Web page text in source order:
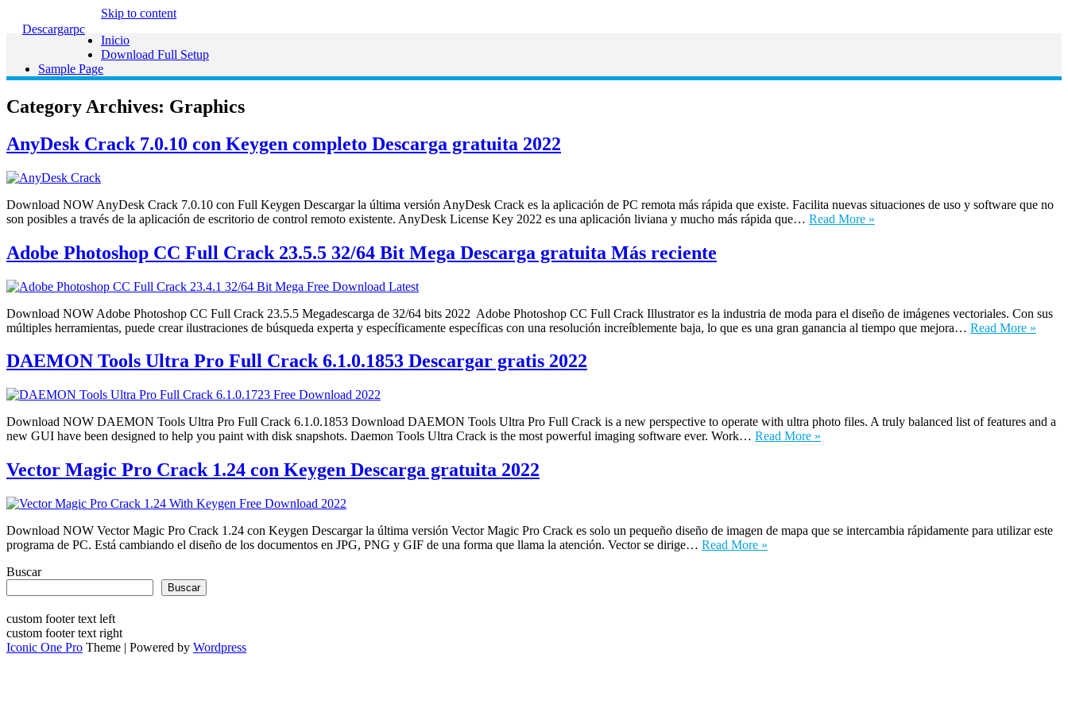
Descargarpc
Skip to content
Inicio
Download Full Setup
Sample Page
Category Archives: Graphics
AnyDesk Crack 7.0.10 con Keygen completo Descarga gratuita 2022
Download NOW AnyDesk Crack 7.0.10 con Full Keygen Descargar la última versión AnyDesk Crack es la aplicación de PC remota más rápida que existe. Facilita nuevas situaciones de uso y software que no
son posibles a través de la aplicación de escritorio de control remoto existente. AnyDesk License Key 2022 es una aplicación liviana y mucho más rápida que… Read More »
Adobe Photoshop CC Full Crack 23.5.5 32/64 Bit Mega Descarga gratuita Más reciente
Download NOW Adobe Photoshop CC Full Crack 23.5.5 Megadescarga de 32/64 bits 2022 Adobe Photoshop CC Full Crack Illustrator es la industria de moda para el diseño de imágenes vectoriales. Con sus
múltiples herramientas, puede crear ilustraciones de búsqueda experta y específicamente específicas con una resolución increíblemente baja, lo que es una gran ganancia al tiempo que mejora… Read More »
DAEMON Tools Ultra Pro Full Crack 6.1.0.1853 Descargar gratis 2022
Download NOW DAEMON Tools Ultra Pro Full Crack 6.1.0.1853 Download DAEMON Tools Ultra Pro Full Crack is a new perspective to operate with ultra photo files. A truly balanced list of features and a
new GUI have been designed to help you paint with disk snapshots. Daemon Tools Ultra Crack is the most powerful imaging software ever. Work… Read More »
Vector Magic Pro Crack 1.24 con Keygen Descarga gratuita 2022
Download NOW Vector Magic Pro Crack 1.24 con Keygen Descargar la última versión Vector Magic Pro Crack es solo un pequeño diseño de imagen de mapa que se intercambia rápidamente para utilizar este
programa de PC. Está cambiando el diseño de los documentos en JPG, PNG y GIF de una forma que llama la atención. Vector se dirige… Read More »
Buscar
Buscar
custom footer text left
custom footer text right
Iconic One Pro Theme | Powered by Wordpress